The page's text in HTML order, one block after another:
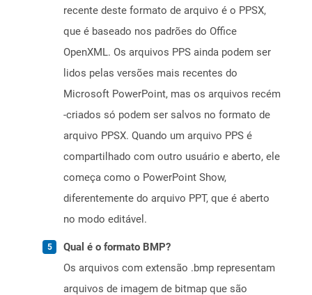
recente deste formato de arquivo é o PPSX,
que é baseado nos padrões do Office
OpenXML. Os arquivos PPS ainda podem ser
lidos pelas versões mais recentes do
Microsoft PowerPoint, mas os arquivos recém
-criados só podem ser salvos no formato de
arquivo PPSX. Quando um arquivo PPS é
compartilhado com outro usuário e aberto, ele
começa como o PowerPoint Show,
diferentemente do arquivo PPT, que é aberto
no modo editável.
Qual é o formato BMP?
Os arquivos com extensão .bmp representam
arquivos de imagem de bitmap que são